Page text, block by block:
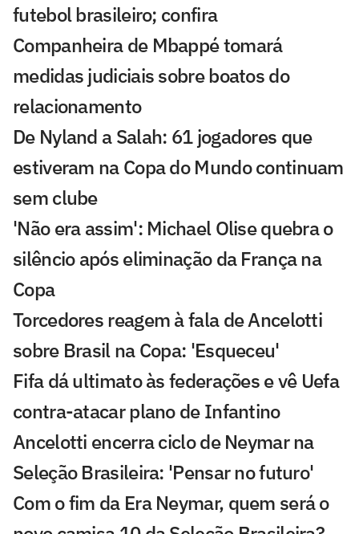
futebol brasileiro; confira
Companheira de Mbappé tomará
medidas judiciais sobre boatos do
relacionamento
De Nyland a Salah: 61 jogadores que
estiveram na Copa do Mundo continuam
sem clube
'Não era assim': Michael Olise quebra o
silêncio após eliminação da França na
Copa
Torcedores reagem à fala de Ancelotti
sobre Brasil na Copa: 'Esqueceu'
Fifa dá ultimato às federações e vê Uefa
contra-atacar plano de Infantino
Ancelotti encerra ciclo de Neymar na
Seleção Brasileira: 'Pensar no futuro'
Com o fim da Era Neymar, quem será o